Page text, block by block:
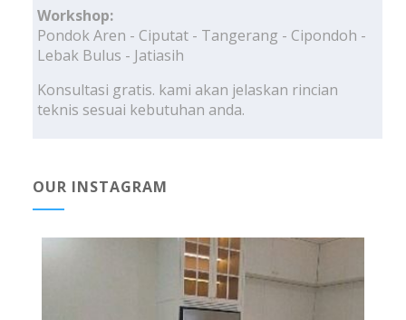
Workshop:
Pondok Aren - Ciputat - Tangerang - Cipondoh -
Lebak Bulus - Jatiasih
Konsultasi gratis. kami akan jelaskan rincian
teknis sesuai kebutuhan anda.
OUR INSTAGRAM